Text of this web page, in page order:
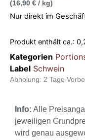
(16,90 € / kg)
Nur direkt im
Produkt enthält ca.:
Kategorien
Label Schwein
Abholung: 2 Tage
Info: Alle
jeweiligen
wird genau